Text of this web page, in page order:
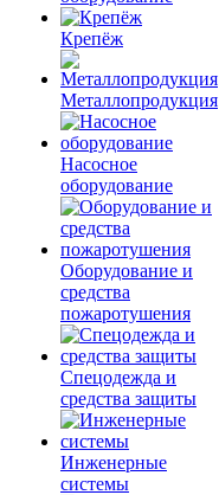
Крепёж
Металлопродукция
Насосное
оборудование
Оборудование и
средства
пожаротушения
Спецодежда и
средства защиты
Инженерные
системы